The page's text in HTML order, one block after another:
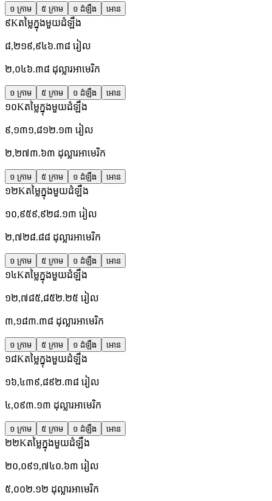
១ ក្រាម ៥ ក្រាម ១ ដំឡឹង អោន
៩Kតម្លៃក្នុងមួយដំឡឹង
៨,២១៩,៩៤៦.៣៨ រៀល
២,០៤៦.៣៨ ដុល្លារអាមេរិក
១ ក្រាម ៥ ក្រាម ១ ដំឡឹង អោន
១០Kតម្លៃក្នុងមួយដំឡឹង
៩,១៣១,៨១២.១៣ រៀល
២,២៧៣.៦៣ ដុល្លារអាមេរិក
១ ក្រាម ៥ ក្រាម ១ ដំឡឹង អោន
១២Kតម្លៃក្នុងមួយដំឡឹង
១០,៩៥៩,៩២៨.១៣ រៀល
២,៧២៨.៨៨ ដុល្លារអាមេរិក
១ ក្រាម ៥ ក្រាម ១ ដំឡឹង អោន
១៤Kតម្លៃក្នុងមួយដំឡឹង
១២,៧៨៥,៨៥២.២៥ រៀល
៣,១៨៣.៣៨ ដុល្លារអាមេរិក
១ ក្រាម ៥ ក្រាម ១ ដំឡឹង អោន
១៨Kតម្លៃក្នុងមួយដំឡឹង
១៦,៤៣៩,៨៩២.៣៨ រៀល
៤,០៩៣.១៣ ដុល្លារអាមេរិក
១ ក្រាម ៥ ក្រាម ១ ដំឡឹង អោន
២២Kតម្លៃក្នុងមួយដំឡឹង
២០,០៩១,៧៤០.៦៣ រៀល
៥,០០២.១២ ដុល្លារអាមេរិក